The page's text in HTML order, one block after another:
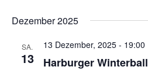
Dezember 2025
SA.
13
13 Dezember, 2025 - 19:00
Harburger Winterball